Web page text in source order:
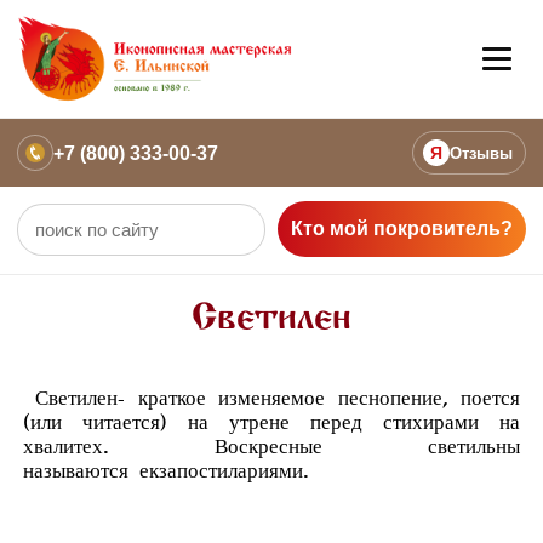
+7 (800) 333-00-37 Я Отзывы
Кто мой покровитель?
Светилен
Светилен- краткое изменяемое песнопение, поется
(или читается) на утрене перед стихирами на
хвалитех. Воскресные светильны
называются екзапостилариями.